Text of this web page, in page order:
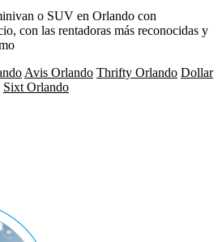
o SUV en Orlando con
con las rentadoras más reconocidas y
Avis Orlando Thrifty Orlando Dollar
Sixt Orlando